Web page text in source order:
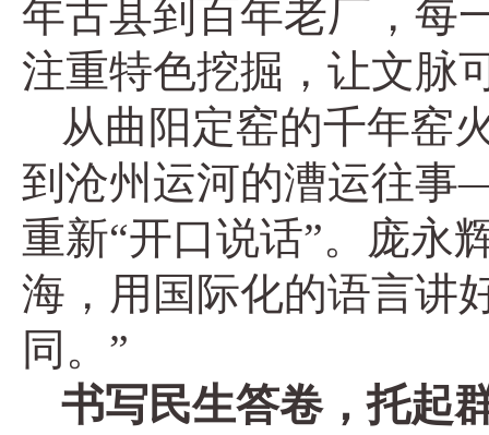
年古县到百年老厂，每
注重特色挖掘，让文脉
从曲阳定窑的千年窑
到沧州运河的漕运往
重新“开口说话”。庞永
海，用国际化的语言讲
同。”
书写民生答卷，托起